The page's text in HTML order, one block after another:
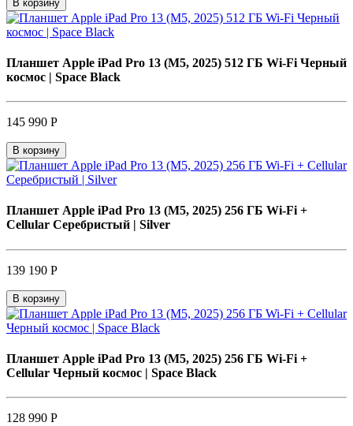
В корзину
Планшет Apple iPad Pro 13 (M5, 2025) 512 ГБ Wi-Fi Черный
космос | Space Black
145 990 Р
В корзину
Планшет Apple iPad Pro 13 (M5, 2025) 256 ГБ Wi-Fi +
Cellular Серебристый | Silver
139 190 Р
В корзину
Планшет Apple iPad Pro 13 (M5, 2025) 256 ГБ Wi-Fi +
Cellular Черный космос | Space Black
128 990 Р